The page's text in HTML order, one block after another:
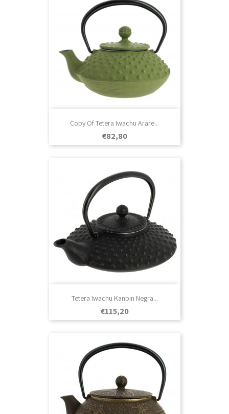
Copy Of Tetera Iwachu Arare...
Prezo
€82,80
Tetera Iwachu Kanbin Negra...
Prezo
€115,20